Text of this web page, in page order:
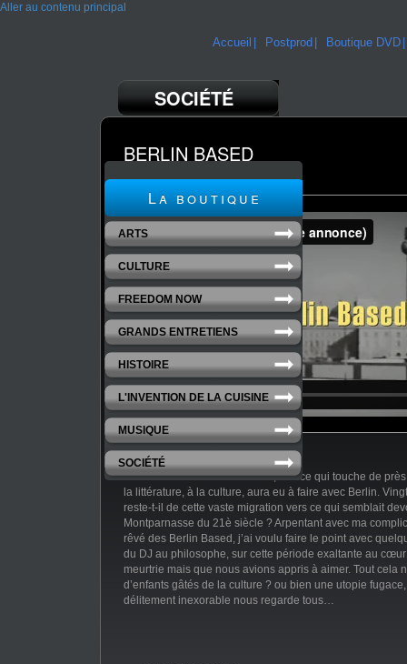
Aller au contenu principal
Accueil Postprod Boutique DVD
SOCIÉTÉ
BERLIN BASED
un film de Vincent Dieutre
Durant les années deux milles, tout ce qui touche de
la littérature, à la culture, aura eu à faire avec Berlin.
reste-t-il de cette vaste migration vers ce qui semblait
Montparnasse du 21è siècle ? Arpentant avec ma
rêvé des Berlin Based, j’ai voulu faire le point avec
du DJ au philosophe, sur cette période exaltante au
meurtrie mais que nous avions appris à aimer. Tout cela
d’enfants gâtés de la culture ? ou bien une utopie
délitement inexorable nous regarde tous…
La boutique
ARTS
CULTURE
FREEDOM NOW
GRANDS ENTRETIENS
HISTOIRE
L'INVENTION DE LA CUISINE
MUSIQUE
SOCIÉTÉ